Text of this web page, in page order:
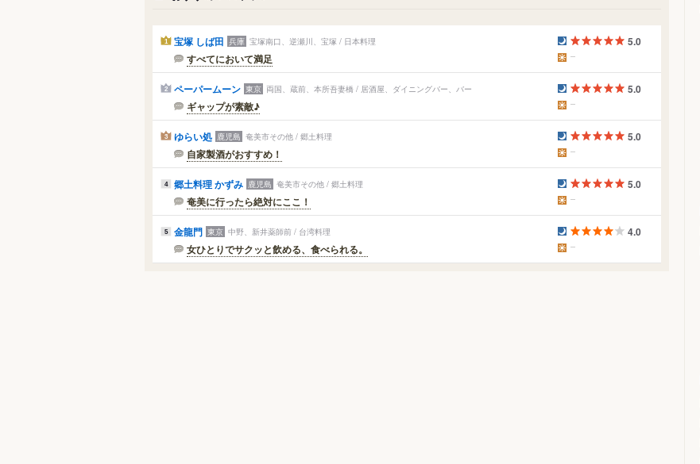
1 宝塚 しば田 兵庫 宝塚南口、逆瀬川、宝塚 / 日本料理
すべてにおいて満足
5.0
2 ペーパームーン 東京 両国、蔵前、本所吾妻橋 / 居酒屋、ダイニングバー、バー
ギャップが素敵♪
5.0
3 ゆらい処 鹿児島 奄美市その他 / 郷土料理
自家製酒がおすすめ！
5.0
4 郷土料理 かずみ 鹿児島 奄美市その他 / 郷土料理
奄美に行ったら絶対にここ！
5.0
5 金龍門 東京 中野、新井薬師前 / 台湾料理
女ひとりでサクッと飲める、食べられる。
4.0